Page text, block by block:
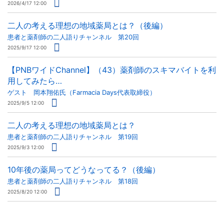
2026/4/17 12:00
二人の考える理想の地域薬局とは？（後編）
患者と薬剤師の二人語りチャンネル 第20回
2025/9/17 12:00
【PNBワイドChannel】（43）薬剤師のスキマバイトを利
用してみたら…
ゲスト 岡本翔佑氏（Farmacia Days代表取締役）
2025/9/5 12:00
二人の考える理想の地域薬局とは？
患者と薬剤師の二人語りチャンネル 第19回
2025/9/3 12:00
10年後の薬局ってどうなってる？（後編）
患者と薬剤師の二人語りチャンネル 第18回
2025/8/20 12:00